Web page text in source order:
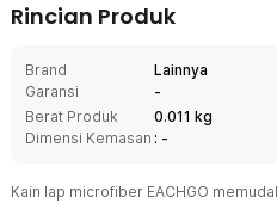
Rincian Produk
Brand
Lainnya
Garansi
-
Berat Produk
0.011 kg
Dimensi Kemasan : -
Kain lap microfiber EACHGO